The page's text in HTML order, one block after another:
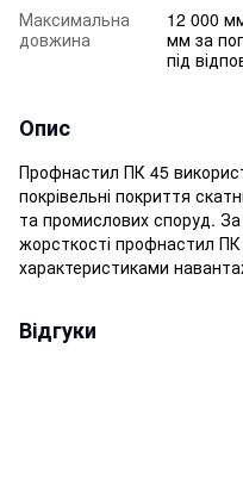
Максимальна
довжина
12 000
мм за
під
Опис
Профнастил ПК 45
покрівельні покриття
та промислових споруд.
жорсткості профнастил
характеристиками
Відгуки